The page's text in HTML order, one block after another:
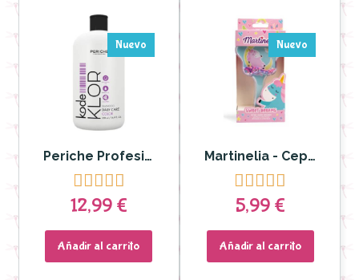
Nuevo
Periche Profesional - Champú Kode KLOR Cabellos Teñidos UVB / UVA

12,99 €
Añadir al carrito
Nuevo
Martinelia - Cepillo Cabello no mas tirones Dulces Sueños Estrella Unicornio

5,99 €
Añadir al carrito